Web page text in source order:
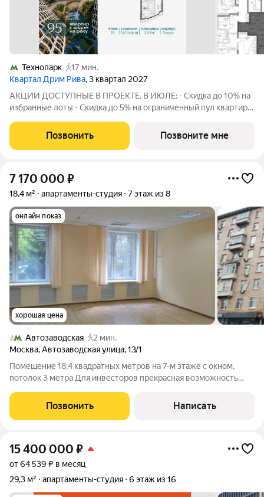
Технопарк
17 мин.
Квартал Дрим Рива, 3 квартал 2027
АКЦИИ ДОСТУПНЫЕ В ПРОЕКТЕ, В ИЮЛЕ: - Скидка до 10% на
избранные лоты - Скидка до 5% на ограниченный пул квартир -
удорожания. Размер скидки зависит от суммы
первоначального взноса и рассчитывается
Позвонить Позвоните мне
7 170 000 ₽
18,4 м² апартаменты-студия 7 этаж из 8
онлайн показ
хорошая цена
Автозаводская
2 мин.
Москва,Автозаводская улица,13/1
Помещение 18,4 квадратных метров на 7-м этаже с окном,
потолок 3 метра Для инвесторов прекрасная возможность
«Автозаводская»: 15-минут пешком до станции.
Инфраструктура - Вся инфраструктура в
Позвонить Написать
15 400 000 ₽
от 64 539 ₽ в месяц
29,3 м²
апартаменты-студия 6 этаж из 16